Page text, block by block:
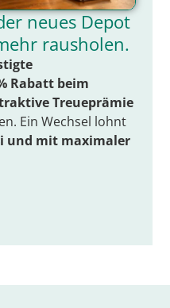
neues Depot
rausholen.
Rabatt beim
Treueprämie
Ein Wechsel lohnt
und mit maximaler